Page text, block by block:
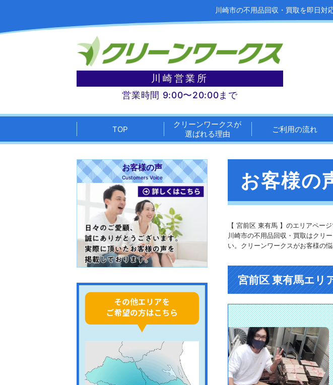
川崎市の不用品回収・買取を即日対
川崎営業所
営業時間 9:00〜20:00まで
TOP
クリーンワークスが
選ばれる理由
ご利用の流れ
お客様の
【 宮前区 東有馬 】のエリアページ
川崎市の不用品回収・買取はクリ
い。クリーンワークスがお客様の
宮前区 東有馬エリ
お客様の声
Customers Voice